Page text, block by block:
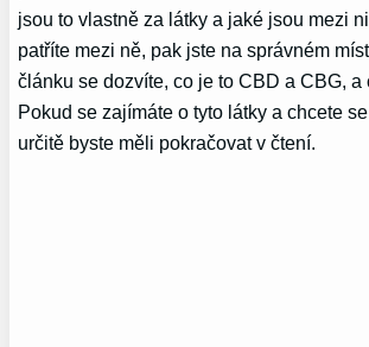
jsou to vlastně za látky a jaké jsou mezi
patříte mezi ně, pak jste na správném
článku se dozvíte, co je to CBD a CBG, a
Pokud se zajímáte o tyto látky a chcete
určitě byste měli pokračovat v čtení.